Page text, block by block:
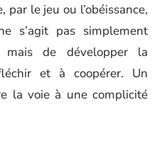
par le jeu ou l’obéissance,
s’agit pas simplement
mais de développer la
et à coopérer. Un
la voie à une complicité